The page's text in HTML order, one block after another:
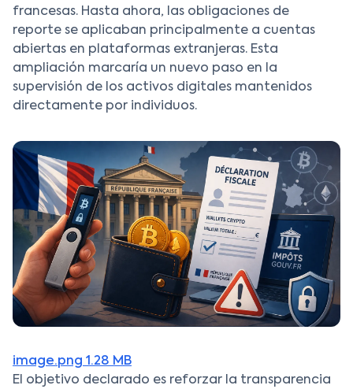
francesas. Hasta ahora, las obligaciones de
reporte se aplicaban principalmente a cuentas
abiertas en plataformas extranjeras. Esta
ampliación marcaría un nuevo paso en la
supervisión de los activos digitales mantenidos
directamente por individuos.
image.png 1.28 MB
El objetivo declarado es reforzar la transparencia